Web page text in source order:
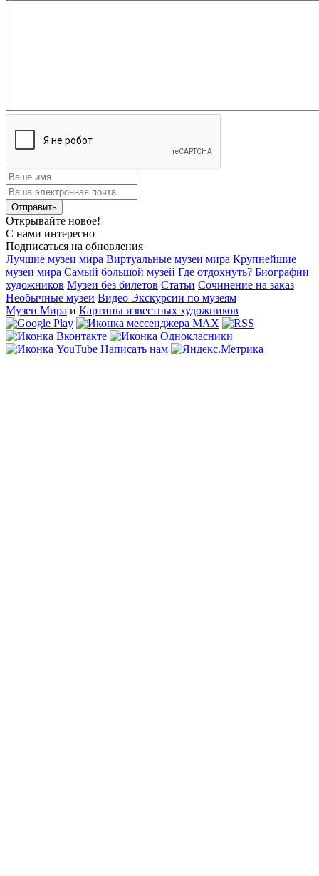
Открывайте новое!
С нами интересно
Подписаться на обновления
Лучшие музеи мира Виртуальные музеи мира Крупнейшие
музеи мира Самый большой музей Где отдохнуть? Биографии
художников Музеи без билетов Статьи Сочинение на заказ
Необычные музеи Видео Экскурсии по музеям
Музеи Мира и Картины известных художников
Написать нам